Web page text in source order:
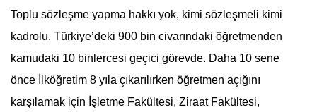
Toplu sözleşme yapma hakkı yok, kimi sözleşmeli kimi
kadrolu. Türkiye’deki 900 bin civarındaki öğretmenden
kamudaki 10 binlercesi geçici görevde. Daha 10 sene
önce İlköğretim 8 yıla çıkarılırken öğretmen açığını
karşılamak için İşletme Fakültesi, Ziraat Fakültesi,